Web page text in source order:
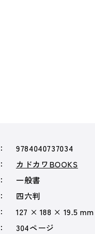
9784040737034
カドカワBOOKS
一般書
四六判
127 × 188 × 19.5 mm
304ページ